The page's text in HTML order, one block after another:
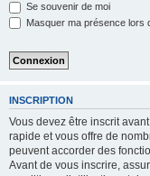
Se souvenir de moi
Masquer ma présence lors
INSCRIPTION
Vous devez être inscrit
rapide et vous offre de
peuvent accorder des
Avant de vous inscrire,